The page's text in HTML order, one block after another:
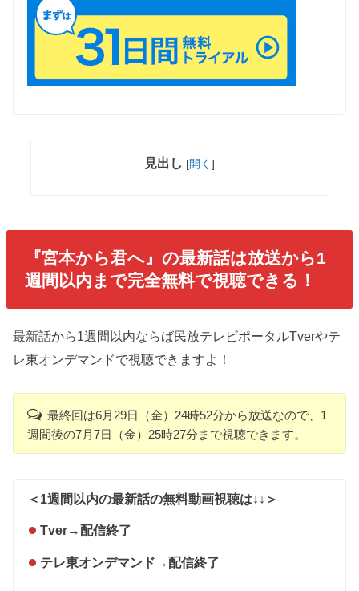
見出し [開く ]
『宮本から君へ』の最新話は放送から1
週間以内まで完全無料で視聴できる！
最新話から1週間以内ならば民放テレビポータルTverやテ
レ東オンデマンドで視聴できますよ！
最終回は6月29日（金）24時52分から放送なので、1
週間後の7月7日（金）25時27分まで視聴できます。
＜1週間以内の最新話の無料動画視聴は↓↓＞
Tver→配信終了
テレ東オンデマンド →配信終了